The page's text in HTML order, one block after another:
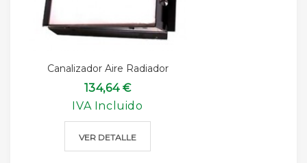
Canalizador Aire Radiador
134,64 €
IVA Incluido
VER DETALLE